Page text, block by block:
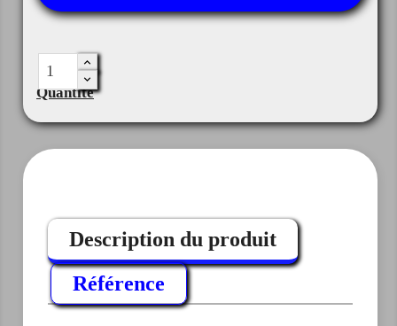
Quantité
Description du produit
Référence